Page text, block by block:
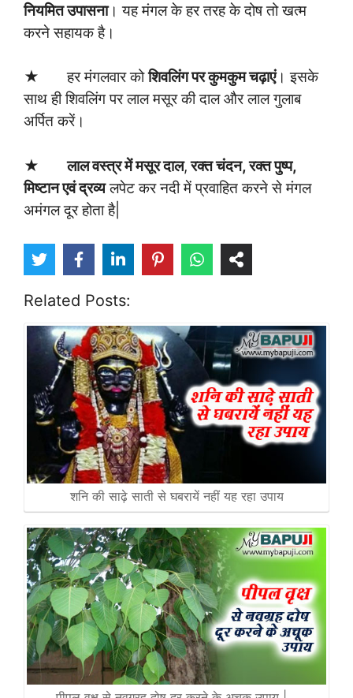
नियमित उपासना। यह मंगल के हर तरह के दोष तो खत्म
करने सहायक है।
★ हर मंगलवार कोशिवलिंग पर कुमकुम चढ़ाएं। इसके
साथ ही शिवलिंग पर लाल मसूर की दाल और लाल गुलाब
अर्पित करें।
★लाल वस्त्र में मसूर दाल,रक्त चंदन, रक्त पुष्प,
मिष्टान एवं द्रव्यलपेट कर नदी में प्रवाहित करने से मंगल
अमंगल दूर होता है|
Related Posts:
शनि की साढ़े साती से घबरायें नहीं यह रहा उपाय